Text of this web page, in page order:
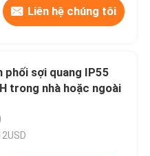
Liên hệ chúng tôi
phối sợi quang IP55
trong nhà hoặc ngoài